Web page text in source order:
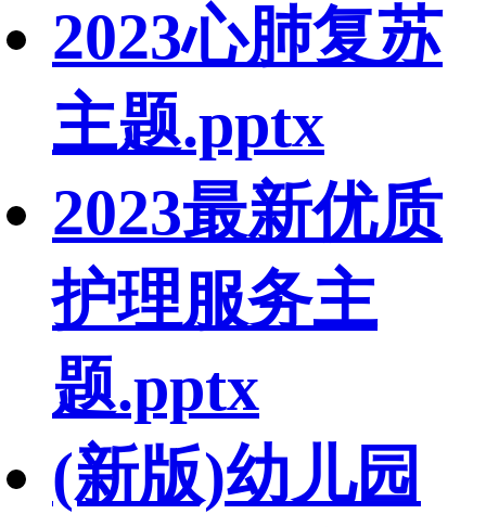
2023心肺复苏
主题.pptx
2023最新优质
护理服务主
题.pptx
(新版)幼儿园